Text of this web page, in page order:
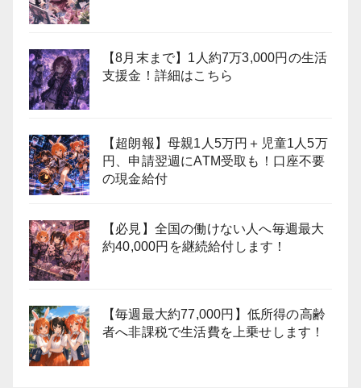
【8月末まで】1人約7万3,000円の生活
支援金！詳細はこちら
【超朗報】母親1人5万円＋児童1人5万
円、申請翌週にATM受取も！口座不要
の現金給付
【必見】全国の働けない人へ毎週最大
約40,000円を継続給付します！
【毎週最大約77,000円】低所得の高齢
者へ非課税で生活費を上乗せします！